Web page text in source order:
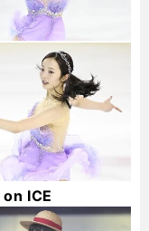
ICE